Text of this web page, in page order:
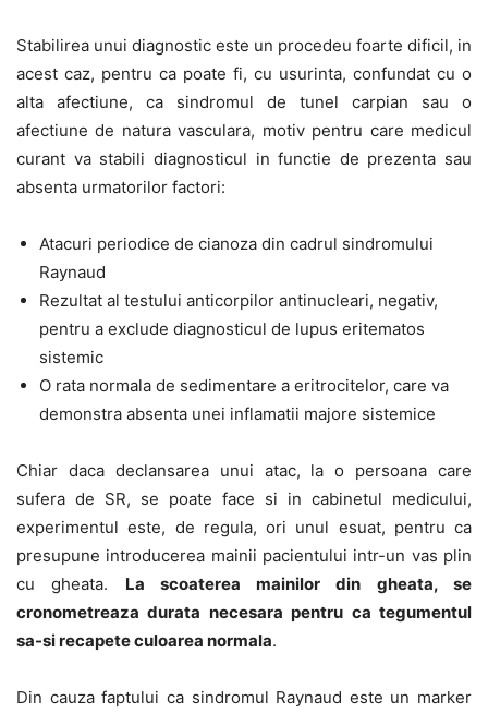
Stabilirea unui diagnostic este un procedeu foarte dificil, in
acest caz, pentru ca poate fi, cu usurinta, confundat cu o
alta afectiune, ca sindromul de tunel carpian sau o
afectiune de natura vasculara, motiv pentru care medicul
curant va stabili diagnosticul in functie de prezenta sau
absenta urmatorilor factori:
Atacuri periodice de cianoza din cadrul sindromului
Raynaud
Rezultat al testului anticorpilor antinucleari, negativ,
pentru a exclude diagnosticul de lupus eritematos
sistemic
O rata normala de sedimentare a eritrocitelor, care va
demonstra absenta unei inflamatii majore sistemice
Chiar daca declansarea unui atac, la o persoana care
sufera de SR, se poate face si in cabinetul medicului,
experimentul este, de regula, ori unul esuat, pentru ca
presupune introducerea mainii pacientului intr-un vas plin
cu gheata. La scoaterea mainilor din gheata, se
cronometreaza durata necesara pentru ca tegumentul
sa-si recapete culoarea normala.
Din cauza faptului ca sindromul Raynaud este un marker